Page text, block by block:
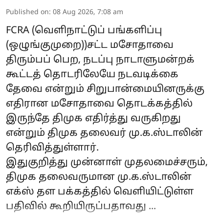
Published on: 08 Aug 2026, 7:08 am
FCRA (வெளிநாட்டுப் பங்களிப்பு
(ஒழுங்குமுறை))சட்ட மசோதாவை
திரும்பப் பெற, நடப்பு நாடாளுமன்றக்
கூட்டத் தொடரிலேயே நடவடிக்கை
தேவை என்றும் சிறுபான்மையினருக்கு
எதிரான மசோதாவை தொடக்கத்தில்
இருந்தே திமுக எதிர்த்து வருகிறது
என்றும் திமுக தலைவர் மு.க.ஸ்டாலின்
தெரிவித்துள்ளார்.
இதுகுறித்து முன்னாள் முதலமைச்சரும்,
திமுக தலைவருமான மு.க.ஸ்டாலின்
எக்ஸ் தள பக்கத்தில் வெளியிட்டுள்ள
பதிவில் கூறியிருப்பதாவது ...